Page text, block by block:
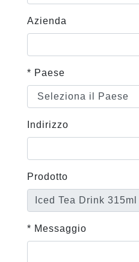
Azienda
* Paese
Indirizzo
Prodotto
* Messaggio